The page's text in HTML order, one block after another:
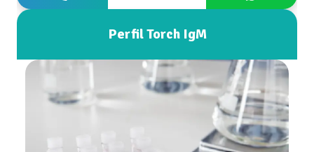
Perfil Torch IgM